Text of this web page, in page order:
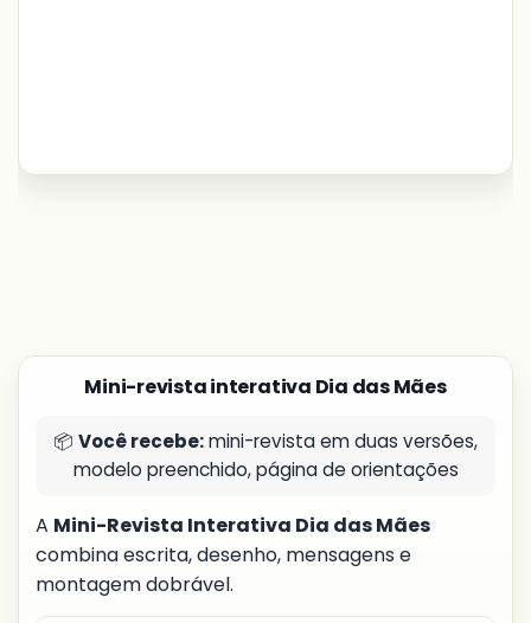
Mini-revista interativa Dia das Mães
📦 Você recebe:mini-revista em duas versões,
modelo preenchido, página de orientações
A Mini-Revista Interativa Dia das Mães
combina escrita, desenho, mensagens e
montagem dobrável.